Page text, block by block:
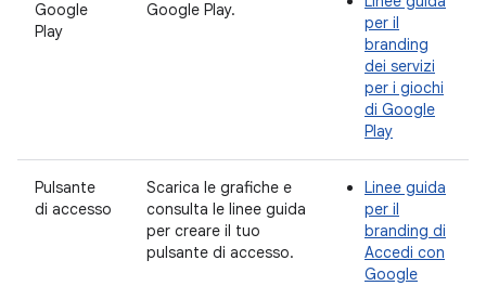
Google
Play
Google Play.
per il
branding
dei servizi
per i giochi
di Google
Play
Pulsante
di accesso
Scarica le grafiche e
consulta le linee guida
per creare il tuo
pulsante di accesso.
Linee guida
per il
branding di
Accedi con
Google